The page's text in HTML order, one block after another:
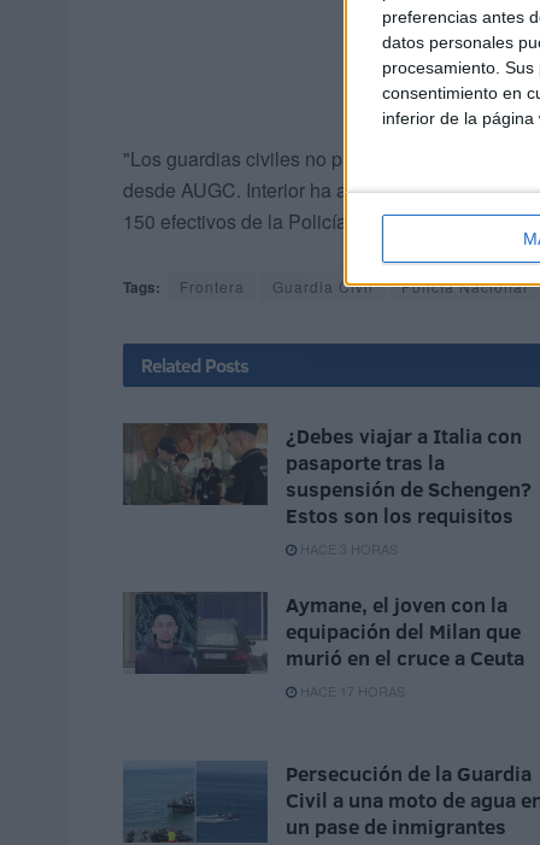
preferencias antes
datos personales
procesamiento.
consentimiento en
inferior de la página
"Los guardias civiles no pueden seguir siendo
desde AUGC. Interior ha anunciado el
150 efectivos de la Policía Nacional.
Tags: Frontera Guardia Civil Policía Nacional
Related Posts
¿Debes viajar a Italia con
pasaporte tras la
suspensión de Schengen?
Estos son los requisitos
HACE 3 HORAS
Aymane, el joven con la
equipación del Milan que
murió en el cruce a Ceuta
HACE 17 HORAS
Persecución de la Guardia
Civil a una moto de agua
un pase de inmigrantes